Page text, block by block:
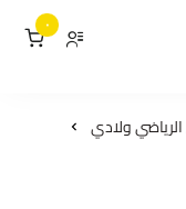
٠
الرياضي ولادي